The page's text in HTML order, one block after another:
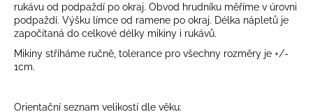
rukávu od podpaždí po okraj. Obvod hrudníku měříme v úrovni
podpaždí. Výšku límce od ramene po okraj. Délka nápletů je
započítaná do celkové délky mikiny i rukávů.
Mikiny stříháme ručně, tolerance pro všechny rozměry je +/-
1cm.
Orientační seznam velikostí dle věku:
HĽADAŤ